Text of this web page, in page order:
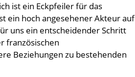
ist ein Eckpfeiler für das
ein hoch angesehener Akteur auf
uns ein entscheidender Schritt
französischen
Beziehungen zu bestehenden